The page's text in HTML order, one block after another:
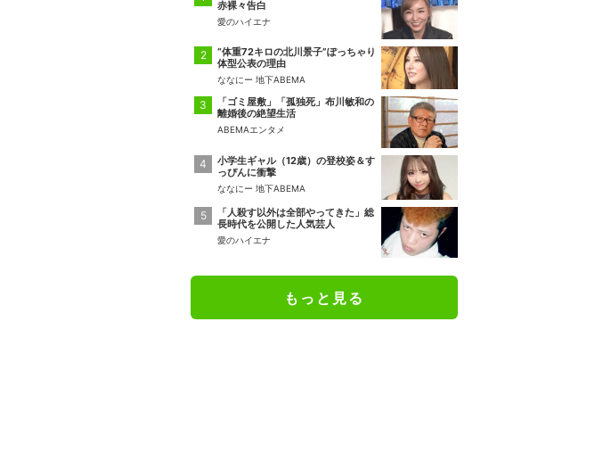
赤裸々告白
愛のハイエナ
“体重72キロの北川景子”ぽっちゃり
体型公表の理由
ななにー 地下ABEMA
「ゴミ屋敷」「孤独死」布川敏和の
離婚後の絶望生活
ABEMAエンタメ
小学生ギャル（12歳）の登校姿＆す
っぴんに衝撃
ななにー 地下ABEMA
「人殺す以外は全部やってきた」総
長時代を公開した人気芸人
愛のハイエナ
もっと見る